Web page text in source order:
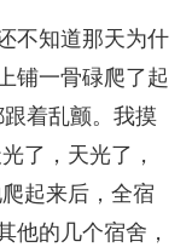
不知道那天为什
铺一骨碌爬了起
跟着乱颤。我摸
了，天光了，
起来后，全宿
他的几个宿舍，